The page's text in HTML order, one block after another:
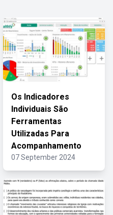
Os Indicadores
Individuais São
Ferramentas
Utilizadas Para
Acompanhamento
07 September 2024